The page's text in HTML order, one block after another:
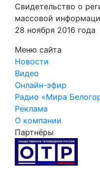
Свидетельство о
массовой
28 ноября 2016 года
Меню сайта
Новости
Видео
Онлайн-эфир
Радио «Мира
Реклама
О компании
Партнёры